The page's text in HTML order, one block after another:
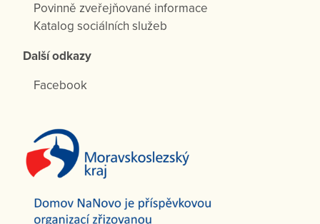
Povinně zveřejňované informace
Katalog sociálních služeb
Další odkazy
Facebook